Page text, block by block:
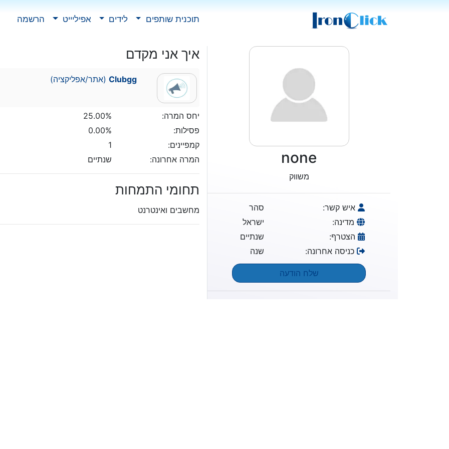
תוכנית שותפים לידים אפיליייט הרשמה
none
משווק
איש קשר:
סהר
מדינה:
ישראל
הצטרף:
שנתיים
כניסה אחרונה:
שנה
שלח הודעה
איך אני מקדם
Clubgg(אתר/אפליקציה)
יחס המרה:
25.00%
פסילות:
0.00%
קמפיינים:
1
המרה אחרונה:
שנתיים
תחומי התמחות
מחשבים ואינטרנט